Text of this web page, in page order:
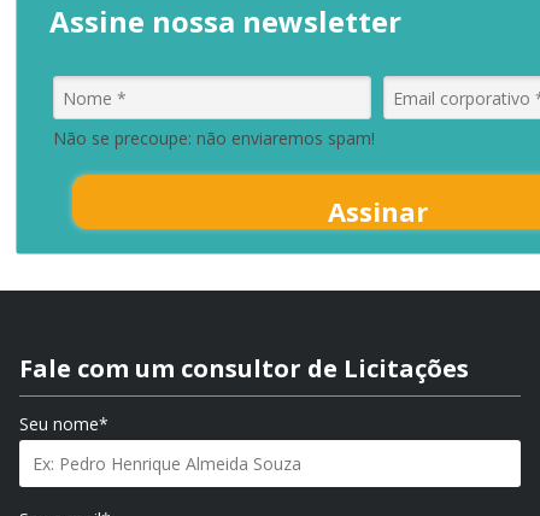
Assine nossa newsletter
Não se precoupe: não enviaremos spam!
Assinar
Fale com um consultor de Licitações
Seu nome*